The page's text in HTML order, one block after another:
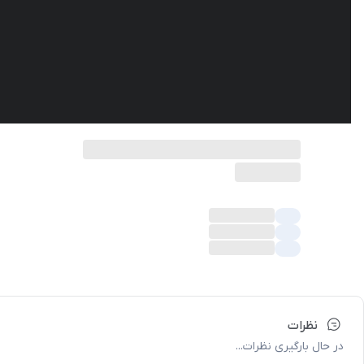
نظرات
در حال بارگیری نظرات...